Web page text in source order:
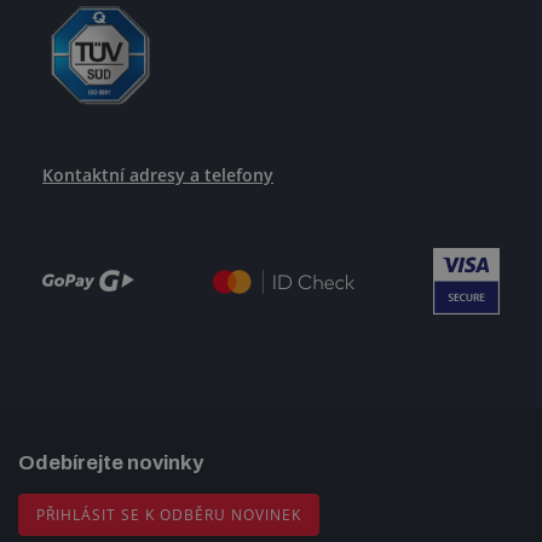
Kontaktní adresy a telefony
Odebírejte novinky
PŘIHLÁSIT SE K ODBĚRU NOVINEK